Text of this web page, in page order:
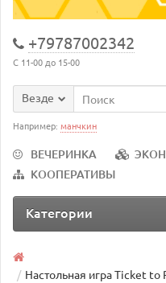
+79787002342
С 11-00 до 15-00
Везде
Например: манчкин
ВЕЧЕРИНКА
КООПЕРАТИВЫ
Категории
Настольная игра Ticket to